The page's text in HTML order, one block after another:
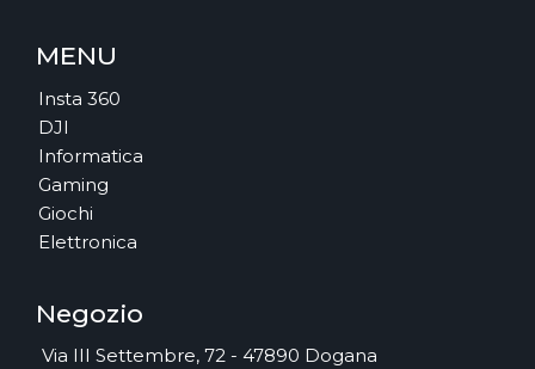
MENU
Insta 360
DJI
Informatica
Gaming
Giochi
Elettronica
Negozio
Via III Settembre, 72 - 47890 Dogana